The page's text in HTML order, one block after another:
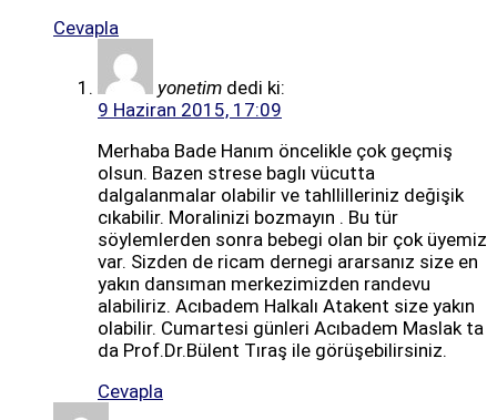
Cevapla
yonetim dedi ki:
9 Haziran 2015, 17:09
Merhaba Bade Hanım öncelikle çok geçmiş
olsun. Bazen strese baglı vücutta
dalgalanmalar olabilir ve tahllilleriniz değişik
cıkabilir. Moralinizi bozmayın . Bu tür
söylemlerden sonra bebegi olan bir çok üyemiz
var. Sizden de ricam dernegi ararsanız size en
yakın dansıman merkezimizden randevu
alabiliriz. Acıbadem Halkalı Atakent size yakın
olabilir. Cumartesi günleri Acıbadem Maslak ta
da Prof.Dr.Bülent Tıraş ile görüşebilirsiniz.
Cevapla